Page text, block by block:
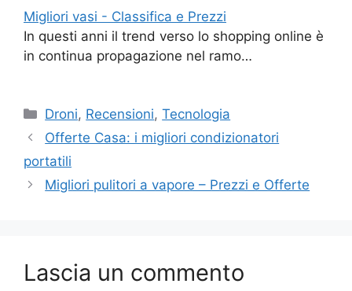
Migliori vasi - Classifica e Prezzi
In questi anni il trend verso lo shopping online è
in continua propagazione nel ramo…
Categorie
Droni, Recensioni,Tecnologia
Offerte Casa: i migliori condizionatori
portatili
Migliori pulitori a vapore – Prezzi e Offerte
Lascia un commento